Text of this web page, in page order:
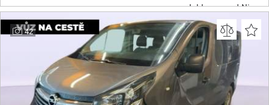
Jablonec nad Nisou
42